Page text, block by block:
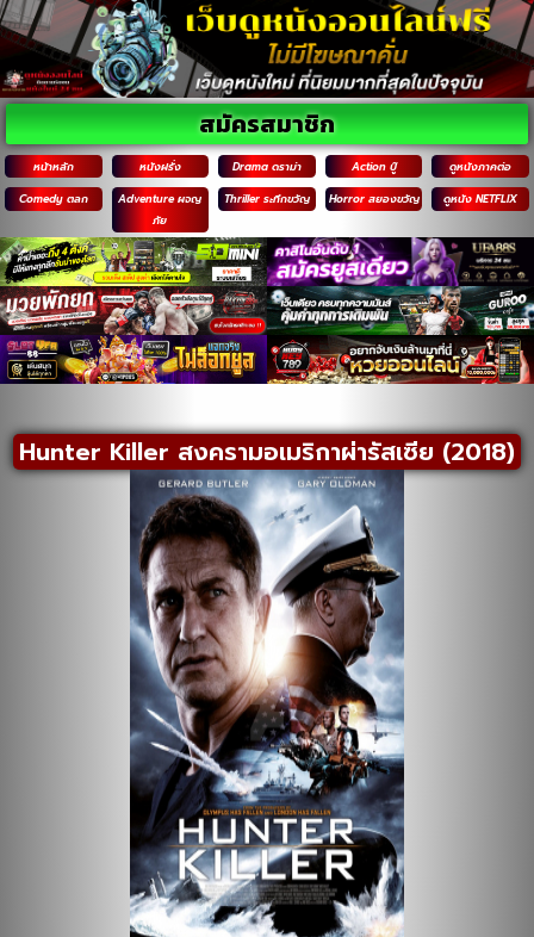
หน้าหลัก หนังฝรั่ง Drama ดราม่า Action บู๊
ดูหนังภาคต่อ
Comedy ตลก
Adventure ผจญ
ภัย
Thriller ระทึกขวัญ Horror สยองขวัญ ดูหนัง NETFLIX
สมัครสมาชิก
Hunter Killer สงครามอเมริกาผ่ารัสเซีย (2018)